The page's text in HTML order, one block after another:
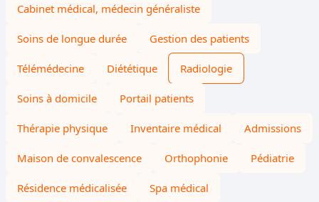
Cabinet médical, médecin généraliste
Soins de longue durée Gestion des patients
Télémédecine Diététique Radiologie
Soins à domicile Portail patients
Thérapie physique Inventaire médical Admissions
Maison de convalescence Orthophonie Pédiatrie
Résidence médicalisée Spa médical